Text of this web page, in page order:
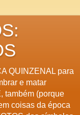
QUINZENAL para
e matar
também (porque
coisas da época